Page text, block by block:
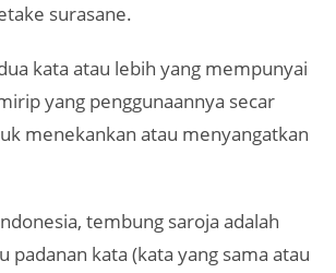
surasane.
kata atau lebih yang mempunyai
yang penggunaannya secar
menekankan atau menyangatkan
tembung saroja adalah
padanan kata (kata yang sama atau